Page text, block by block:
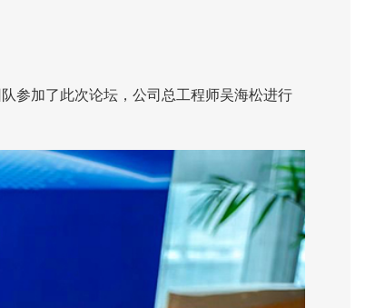
参加了此次论坛，公司总工程师吴海松进行